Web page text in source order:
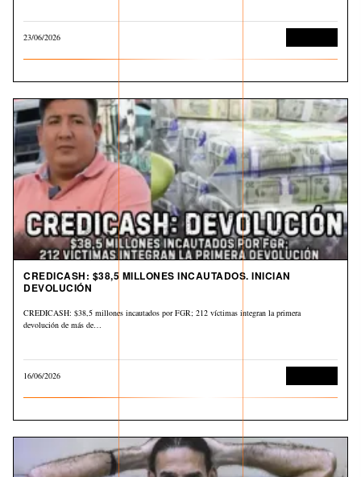
23/06/2026
CREDICASH: $38,5 MILLONES INCAUTADOS. INICIAN
DEVOLUCIÓN
CREDICASH: $38,5 millones incautados por FGR; 212 víctimas integran la primera
devolución de más de…
16/06/2026